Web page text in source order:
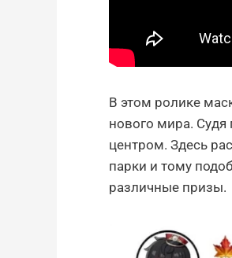
В этом ролике
нового мира. Судя
центром. Здесь
парки и тому
различные призы.